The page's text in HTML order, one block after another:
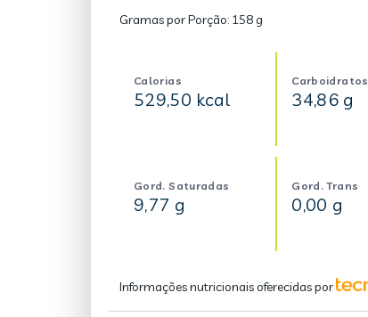
Gramas por Porção: 158 g
Calorias
529,50 kcal
Carboidratos
34,86 g
Gord. Saturadas
9,77 g
Gord. Trans
0,00 g
Informações nutricionais oferecidas por